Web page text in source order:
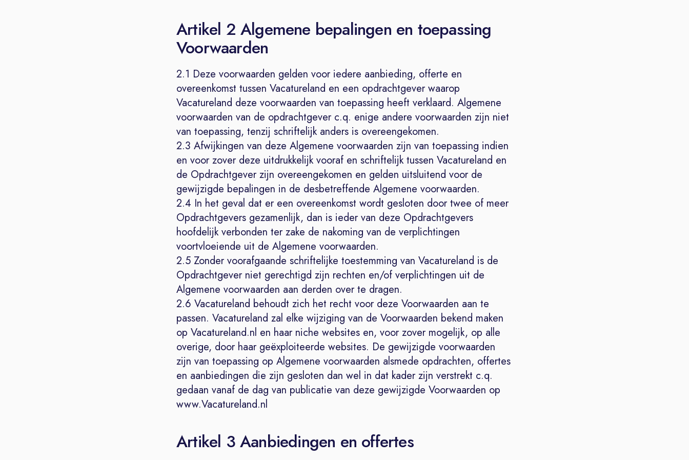
Artikel 2 Algemene bepalingen en toepassing
Voorwaarden
2.1 Deze voorwaarden gelden voor iedere aanbieding, offerte en
overeenkomst tussen Vacatureland en een opdrachtgever waarop
Vacatureland deze voorwaarden van toepassing heeft verklaard. Algemene
voorwaarden van de opdrachtgever c.q. enige andere voorwaarden zijn niet
van toepassing, tenzij schriftelijk anders is overeengekomen.
2.3 Afwijkingen van deze Algemene voorwaarden zijn van toepassing indien
en voor zover deze uitdrukkelijk vooraf en schriftelijk tussen Vacatureland en
de Opdrachtgever zijn overeengekomen en gelden uitsluitend voor de
gewijzigde bepalingen in de desbetreffende Algemene voorwaarden.
2.4 In het geval dat er een overeenkomst wordt gesloten door twee of meer
Opdrachtgevers gezamenlijk, dan is ieder van deze Opdrachtgevers
hoofdelijk verbonden ter zake de nakoming van de verplichtingen
voortvloeiende uit de Algemene voorwaarden.
2.5 Zonder voorafgaande schriftelijke toestemming van Vacatureland is de
Opdrachtgever niet gerechtigd zijn rechten en/of verplichtingen uit de
Algemene voorwaarden aan derden over te dragen.
2.6 Vacatureland behoudt zich het recht voor deze Voorwaarden aan te
passen. Vacatureland zal elke wijziging van de Voorwaarden bekend maken
op Vacatureland.nl en haar niche websites en, voor zover mogelijk, op alle
overige, door haar geëxploiteerde websites. De gewijzigde voorwaarden
zijn van toepassing op Algemene voorwaarden alsmede opdrachten, offertes
en aanbiedingen die zijn gesloten dan wel in dat kader zijn verstrekt c.q.
gedaan vanaf de dag van publicatie van deze gewijzigde Voorwaarden op
www.Vacatureland.nl
Artikel 3 Aanbiedingen en offertes